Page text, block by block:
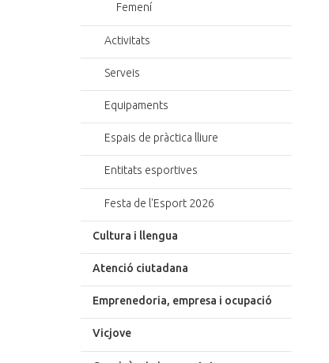
Femení
Activitats
Serveis
Equipaments
Espais de pràctica lliure
Entitats esportives
Festa de l'Esport 2026
Cultura i llengua
Atenció ciutadana
Emprenedoria, empresa i ocupació
Vicjove